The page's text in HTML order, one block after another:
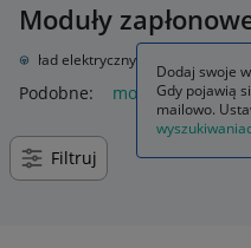
Moduły
Układ elektryczny, zapłon
Podobne: moduły
Filtruj
Dodaj swoje
Gdy pojawią
mailowo.